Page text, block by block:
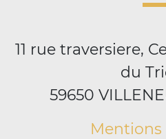
11 rue traversiere,
du
59650
Mentions